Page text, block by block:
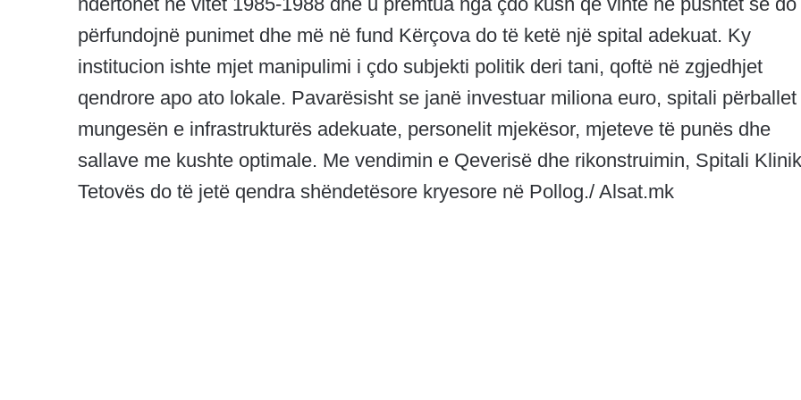
përfundojnë punimet dhe më në fund Kërçova do të ketë një spital adekuat. Ky
institucion ishte mjet manipulimi i çdo subjekti politik deri tani, qoftë në zgjedhjet
qendrore apo ato lokale. Pavarësisht se janë investuar miliona euro, spitali përballet
mungesën e infrastrukturës adekuate, personelit mjekësor, mjeteve të punës dhe
sallave me kushte optimale. Me vendimin e Qeverisë dhe rikonstruimin, Spitali
Tetovës do të jetë qendra shëndetësore kryesore në Pollog./ Alsat.mk